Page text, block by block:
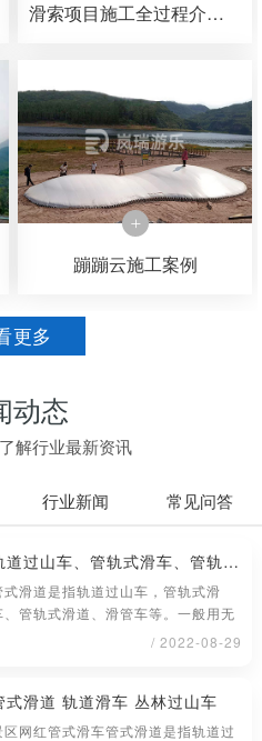
滑索项目施工全过程介绍，可以了解一下滑索是如何一步一步施工完成的
蹦蹦云施工案例
更多
动态
解行业最新资讯
行业新闻 常见问答
轨道过山车、管轨式滑车、管轨式滑道、滑管车
式滑道是指轨道过山车，管轨式滑
、管轨式滑道、滑管车等。一般用无
缝钢管材料制成，铺设或架在地面上具
/ 2022-08-29
式滑道 轨道滑车 丛林过山车
区网红管式滑车管式滑道是指轨道过